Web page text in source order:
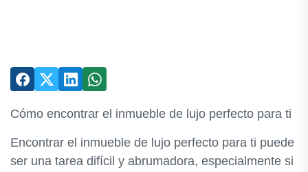
Cómo encontrar el inmueble de lujo perfecto para ti
Encontrar el inmueble de lujo perfecto para ti puede
ser una tarea difícil y abrumadora, especialmente si